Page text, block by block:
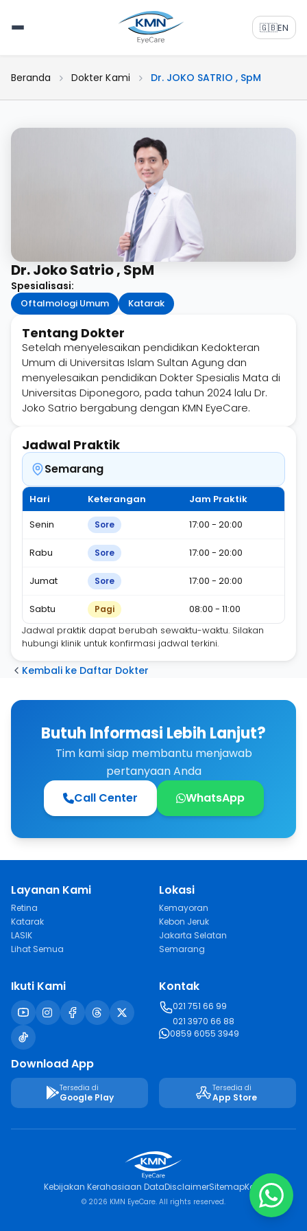
🇬🇧EN
Beranda Dokter Kami Dr. JOKO SATRIO , SpM
Dr. Joko Satrio , SpM
Spesialisasi:
Oftalmologi Umum Katarak
Tentang Dokter
Setelah menyelesaikan pendidikan Kedokteran
Umum di Universitas Islam Sultan Agung dan
menyelesaikan pendidikan Dokter Spesialis Mata di
Universitas Diponegoro, pada tahun 2024 lalu Dr.
Joko Satrio bergabung dengan KMN EyeCare.
Jadwal Praktik
Semarang
Hari Keterangan
Jam Praktik
Senin
Sore 17:00 - 20:00
Rabu Sore 17:00 - 20:00
Jumat Sore 17:00 - 20:00
Sabtu Pagi
08:00 - 11:00
Jadwal praktik dapat berubah sewaktu-waktu. Silakan
hubungi klinik untuk konfirmasi jadwal terkini.
Kembali ke Daftar Dokter
Butuh Informasi Lebih Lanjut?
Tim kami siap membantu menjawab
pertanyaan Anda
Call Center
WhatsApp
Layanan Kami
Retina
Katarak
LASIK
Lihat Semua
Lokasi
Kemayoran
Kebon Jeruk
Jakarta Selatan
Semarang
Ikuti Kami Kontak
021 751 66 99
021 3970 66 88
0859 6055 3949
Download App
Tersedia di
Google Play
Tersedia di
App Store
Kebijakan Kerahasiaan DataDisclaimerSitemapKarir
© 2026 KMN EyeCare. All rights reserved.